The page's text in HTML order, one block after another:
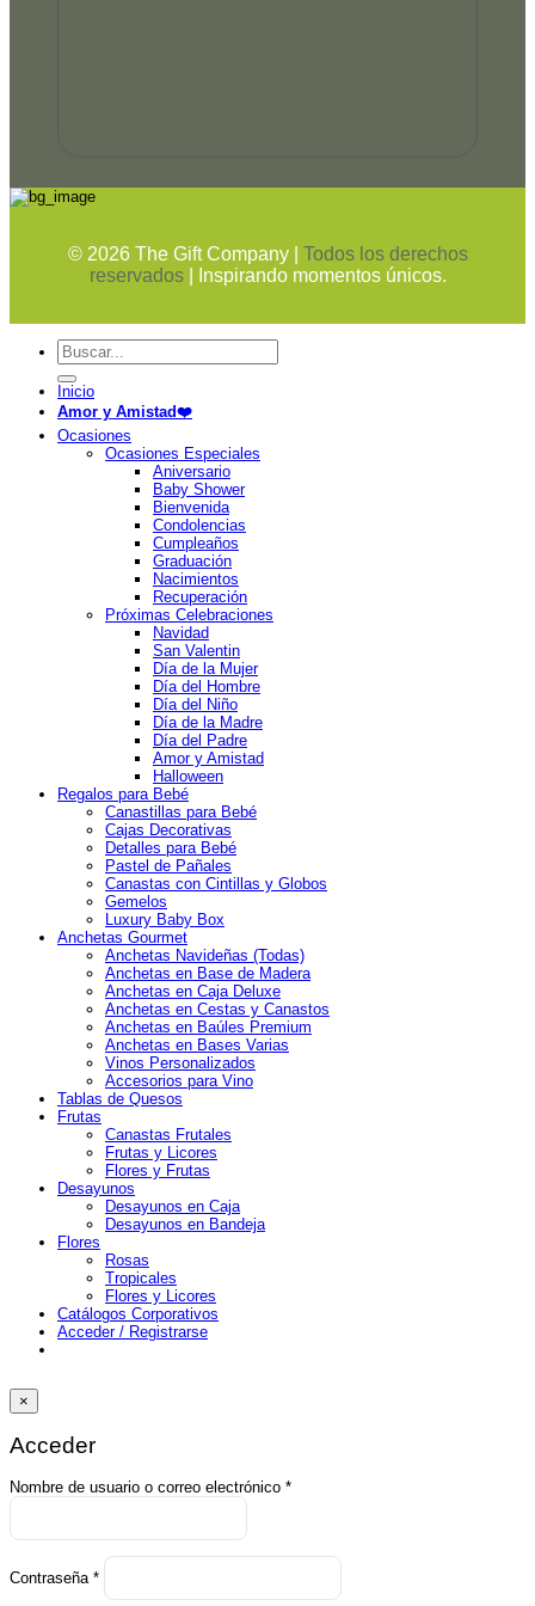
© 2026The Gift Company | Todos los derechos
reservados
| Inspirando momentos únicos.
Buscar
por:
Inicio
Amor y Amistad❤️
Ocasiones
Ocasiones Especiales
Aniversario
Baby Shower
Bienvenida
Condolencias
Cumpleaños
Graduación
Nacimientos
Recuperación
Próximas Celebraciones
Navidad
San Valentin
Día de la Mujer
Día del Hombre
Día del Niño
Día de la Madre
Día del Padre
Amor y Amistad
Halloween
Regalos para Bebé
Canastillas para Bebé
Cajas Decorativas
Detalles para Bebé
Pastel de Pañales
Canastas con Cintillas y Globos
Gemelos
Luxury Baby Box
Anchetas Gourmet
Anchetas Navideñas (Todas)
Anchetas en Base de Madera
Anchetas en Caja Deluxe
Anchetas en Cestas y Canastos
Anchetas en Baúles Premium
Anchetas en Bases Varias
Vinos Personalizados
Accesorios para Vino
Tablas de Quesos
Frutas
Canastas Frutales
Frutas y Licores
Flores y Frutas
Desayunos
Desayunos en Caja
Desayunos en Bandeja
Flores
Rosas
Tropicales
Flores y Licores
Catálogos Corporativos
Acceder / Registrarse
×
Acceder
Nombre de usuario o correo electrónico *Obligatorio
Contraseña *
Obligatorio